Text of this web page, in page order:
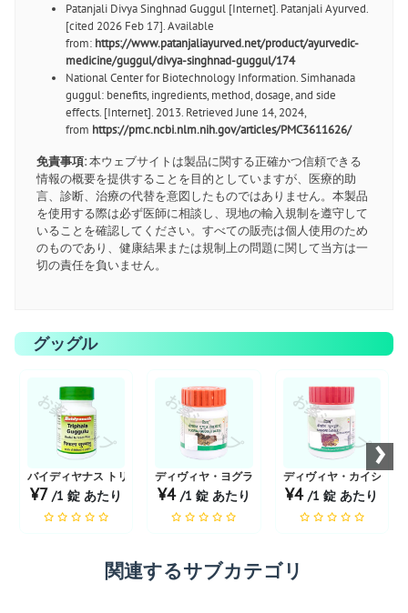
Patanjali Divya Singhnad Guggul [Internet]. Patanjali Ayurved.
[cited 2026 Feb 17]. Available
from: https://www.patanjaliayurved.net/product/ayurvedic-
medicine/guggul/divya-singhnad-guggul/174
National Center for Biotechnology Information. Simhanada
guggul: benefits, ingredients, method, dosage, and side
effects. [Internet]. 2013. Retrieved June 14, 2024,
from https://pmc.ncbi.nlm.nih.gov/articles/PMC3611626/
免責事項:本ウェブサイトは製品に関する正確かつ信頼できる
情報の概要を提供することを目的としていますが、医療的助
言、診断、治療の代替を意図したものではありません。本製品
を使用する際は必ず医師に相談し、現地の輸入規制を遵守して
いることを確認してください。すべての販売は個人使用のため
のものであり、健康結果または規制上の問題に関して当方は一
切の責任を負いません。
グッグル
お薬ショップ
バイディヤナス トリファラ ググル
¥7/1 錠 あたり
お薬ショップ
ディヴィヤ・ヨグラジ・ググル
¥4 /1 錠 あたり
お薬ショップ
ディヴィヤ・カイショア
¥4/1 錠 あたり
›
関連するサブカテゴリ